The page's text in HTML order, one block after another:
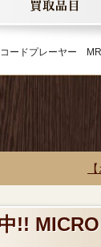
ードプレーヤー
中!!